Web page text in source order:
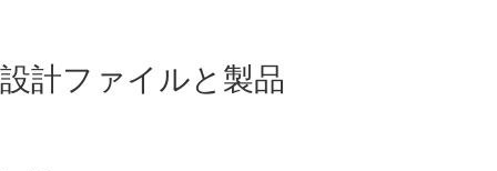
設計ファイルと製品